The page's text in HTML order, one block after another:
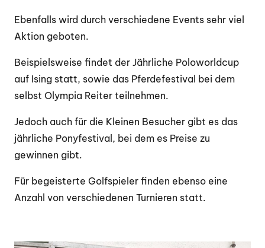
Ebenfalls wird durch verschiedene Events sehr viel
Aktion geboten.
Beispielsweise findet der Jährliche Poloworldcup
auf Ising statt, sowie das Pferdefestival bei dem
selbst Olympia Reiter teilnehmen.
Jedoch auch für die Kleinen Besucher gibt es das
jährliche Ponyfestival, bei dem es Preise zu
gewinnen gibt.
Für begeisterte Golfspieler finden ebenso eine
Anzahl von verschiedenen Turnieren statt.